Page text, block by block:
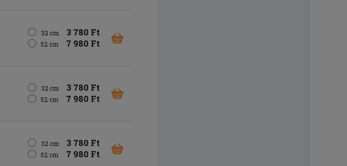
32 cm 3 780 Ft
52 cm 7 980 Ft
32 cm 3 780 Ft
52 cm 7 980 Ft
32 cm 3 780 Ft
52 cm 7 980 Ft